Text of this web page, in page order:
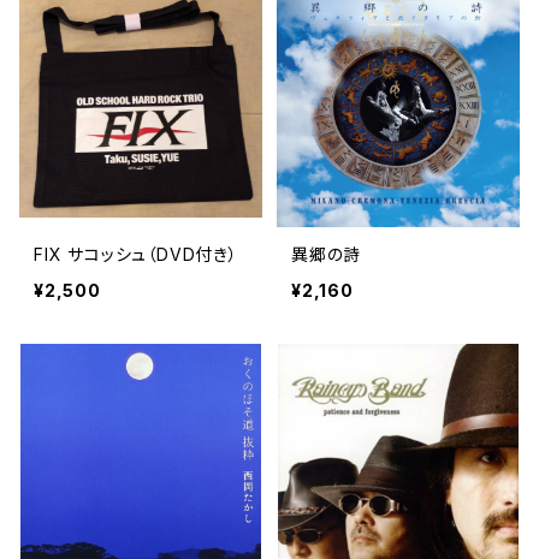
FIX サコッシュ（DVD付き）
¥2,500
異郷の詩
¥2,160